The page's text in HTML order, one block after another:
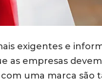
exigentes e
as empresas
uma marca